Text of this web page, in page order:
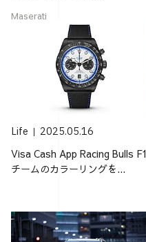
Maserati
Life 2025.05.16
Visa Cash App Racing Bulls F1
チームのカラーリングを...